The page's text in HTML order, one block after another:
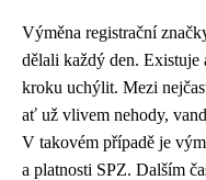
Výměna registrační
dělali každý den.
kroku uchýlit. Mezi
ať už vlivem nehody,
V takovém případě je
a platnosti SPZ. Dalším